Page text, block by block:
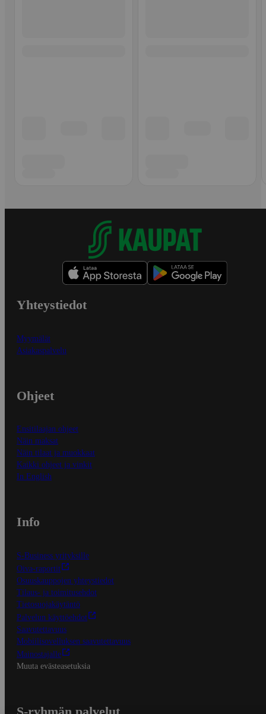
Yhteystiedot
Myymälät
Asiakaspalvelu
Ohjeet
Ensitilaajan ohjeet
Näin maksat
Näin tilaat ja muokkaat
Kaikki ohjeet ja vinkit
In English
Info
S-Business yrityksille
Oiva-raportit
Osuuskauppojen yhteystiedot
Tilaus- ja toimitusehdot
Tietosuojakäytäntö
Palvelun käyttöehdot
Saavutettavuus
Mobiilisovelluksen saavutettavuus
Mainostajalle
Muuta evästeasetuksia